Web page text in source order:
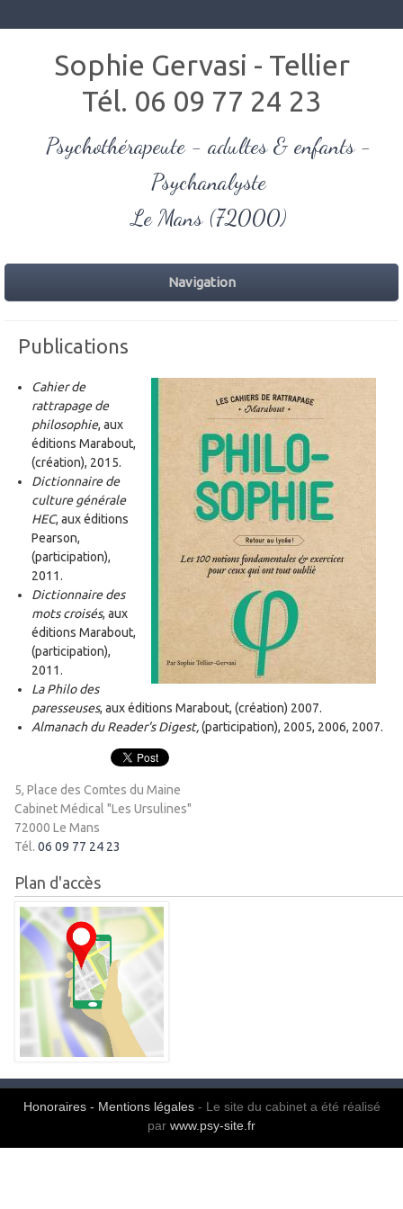
Sophie Gervasi - Tellier
Tél. 06 09 77 24 23
Psychothérapeute - adultes & enfants -
Psychanalyste
Le Mans (72000)
Navigation
Publications
Cahier de
rattrapage de
philosophie, aux
éditions Marabout,
(création), 2015.
Dictionnaire de
culture générale
HEC, aux éditions
Pearson,
(participation),
2011.
Dictionnaire des
mots croisés, aux
éditions Marabout,
(participation),
2011.
La Philo des
paresseuses, aux éditions Marabout, (création) 2007.
Almanach du Reader's Digest,(participation), 2005, 2006, 2007.
5, Place des Comtes du Maine
Cabinet Médical "Les Ursulines"
72000 Le Mans
Tél. 06 09 77 24 23
Plan d'accès
Honoraires- Mentions légales- Le site du cabinet a été réalisé
par www.psy-site.fr